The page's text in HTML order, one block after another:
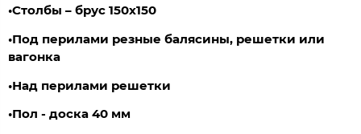
•Столбы – брус 150х150
•Под перилами резные балясины, решетки или
вагонка
•Над перилами решетки
•Пол - доска 40 мм